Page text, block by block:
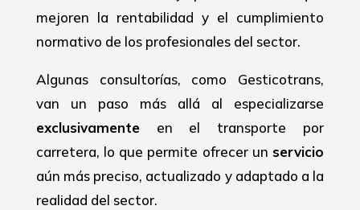
mejoren la rentabilidad y el cumplimiento
normativo de los profesionales del sector.
Algunas consultorías, como Gesticotrans,
van un paso más allá al especializarse
exclusivamenteen el transporte por
carretera, lo que permite ofrecer unservicio
aún más preciso, actualizado y adaptado a la
realidad del sector.